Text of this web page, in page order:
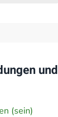
und
(sein)